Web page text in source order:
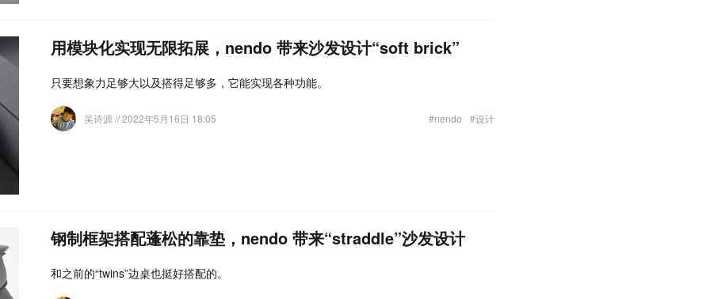
用模块化实现无限拓展，nendo 带来沙发设计“soft brick”
只要想象力足够大以及搭得足够多，它能实现各种功能。
吴诗源 // 2022年5月16日 18:05 #nendo #设计
钢制框架搭配蓬松的靠垫，nendo 带来“straddle”沙发设计
和之前的“twins”边桌也挺好搭配的。